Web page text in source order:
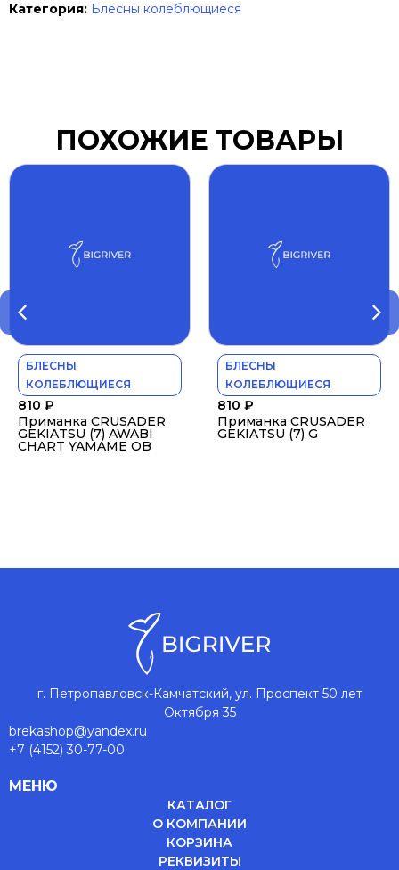
Категория: Блесны колеблющиеся
ПОХОЖИЕ ТОВАРЫ
БЛЕСНЫ
КОЛЕБЛЮЩИЕСЯ
810 ₽
Приманка CRUSADER
GEKIATSU (7) AWABI
CHART YAMAME OB
БЛЕСНЫ
КОЛЕБЛЮЩИЕСЯ
810 ₽
Приманка CRUSADER
GEKIATSU (7) G
г. Петропавловск-Камчатский, ул. Проспект 50 лет
Октября 35
brekashop@yandex.ru
+7 (4152) 30-77-00
МЕНЮ
КАТАЛОГ
О КОМПАНИИ
КОРЗИНА
РЕКВИЗИТЫ